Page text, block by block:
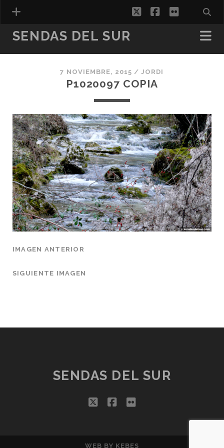
CATALÁN)
twitterfacebook
flickr
SENDAS DEL SUR
7 NOVIEMBRE, 2015 /JORDI
P1020097 COPIA
IMAGEN ANTERIOR
SIGUIENTE IMAGEN
SENDAS DEL SUR
twitterfacebook
flickr
WEB BY KEBES